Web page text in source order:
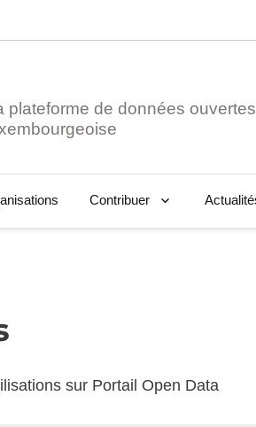
plateforme de données ouvertes
Contribuer
sur Portail Open Data